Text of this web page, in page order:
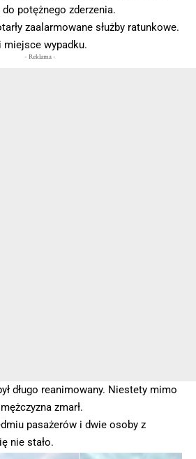
potężnego zderzenia.
zaalarmowane służby ratunkowe.
miejsce wypadku.
- Reklama -
długo reanimowany. Niestety mimo
zmarł.
pasażerów i dwie osoby z
nie stało.